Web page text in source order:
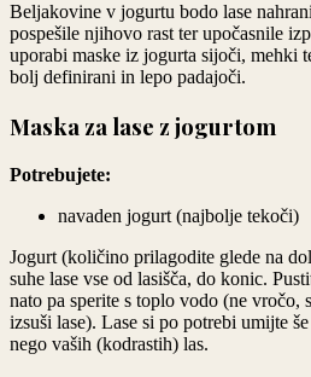
Beljakovine v jogurtu bodo lase
pospešile njihovo rast ter upočasnile
uporabi maske iz jogurta sijoči, mehki
bolj definirani in lepo padajoči.
Maska za lase z jogurtom
Potrebujete:
navaden jogurt (najbolje tekoči)
Jogurt (količino prilagodite glede na
suhe lase vse od lasišča, do konic.
nato pa sperite s toplo vodo (ne vročo,
izsuši lase). Lase si po potrebi umijte
nego vaših (kodrastih) las.